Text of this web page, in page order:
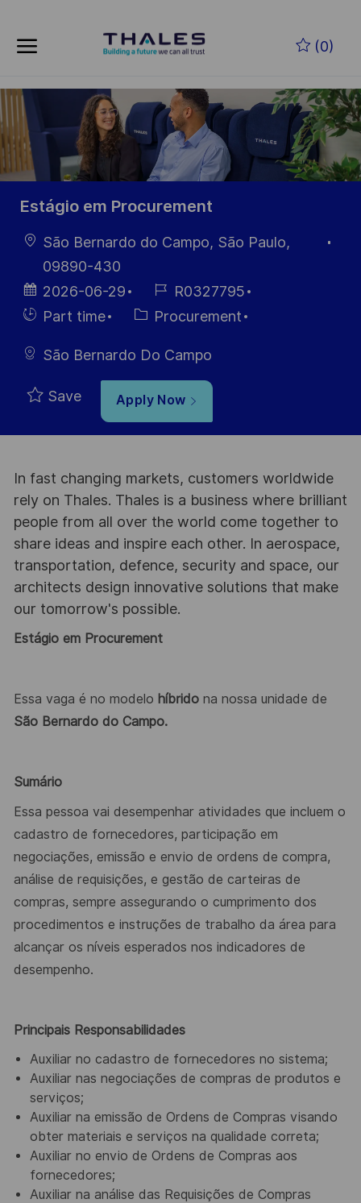
(0)
-
Estágio em Procurement
LocationSão Bernardo do Campo, São Paulo,
09890-430
Posted
Date
2026-06-29
Job
Id
R0327795
HiringPart time CategoryProcurement
São Bernardo Do Campo
Save Apply Now
In fast changing markets, customers worldwide
rely on Thales. Thales is a business where brilliant
people from all over the world come together to
share ideas and inspire each other. In aerospace,
transportation, defence, security and space, our
architects design innovative solutions that make
our tomorrow's possible.
Estágio em Procurement
Essa vaga é no modelo híbridona nossa unidade de
São Bernardo do Campo.
Sumário
Essa pessoa vai desempenhar atividades que incluem o
cadastro de fornecedores, participação em
negociações, emissão e envio de ordens de compra,
análise de requisições, e gestão de carteiras de
compras, sempre assegurando o cumprimento dos
procedimentos e instruções de trabalho da área para
alcançar os níveis esperados nos indicadores de
desempenho.
Principais Responsabilidades
Auxiliar no cadastro de fornecedores no sistema;
Auxiliar nas negociações de compras de produtos e
serviços;
Auxiliar na emissão de Ordens de Compras visando
obter materiais e serviços na qualidade correta;
Auxiliar no envio de Ordens de Compras aos
fornecedores;
Auxiliar na análise das Requisições de Compras